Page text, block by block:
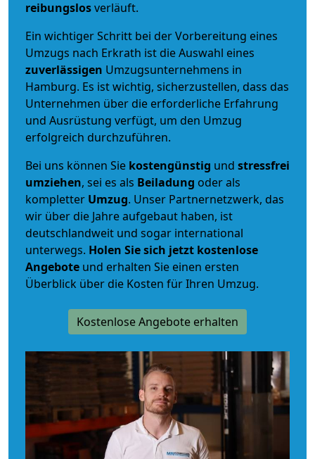
reibungslosverläuft.
Ein wichtiger Schritt bei der Vorbereitung eines
Umzugs nach Erkrath ist die Auswahl eines
zuverlässigen Umzugsunternehmens in
Hamburg. Es ist wichtig, sicherzustellen, dass das
Unternehmen über die erforderliche Erfahrung
und Ausrüstung verfügt, um den Umzug
erfolgreich durchzuführen.
Bei uns können Sie kostengünstig und stressfrei
umziehen, sei es als Beiladung oder als
kompletter Umzug. Unser Partnernetzwerk, das
wir über die Jahre aufgebaut haben, ist
deutschlandweit und sogar international
unterwegs. Holen Sie sich jetzt kostenlose
Angebote und erhalten Sie einen ersten
Überblick über die Kosten für Ihren Umzug.
Kostenlose Angebote erhalten